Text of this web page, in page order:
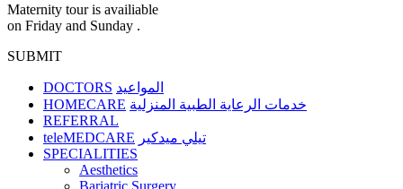
Maternity tour is availiable
on Friday and Sunday .
SUBMIT
DOCTORS المواعيد
HOMECARE خدمات الرعاية الطبية المنزلية
REFERRAL
teleMEDCARE تيلي ميدكير
SPECIALITIES
Aesthetics
Bariatric Surgery